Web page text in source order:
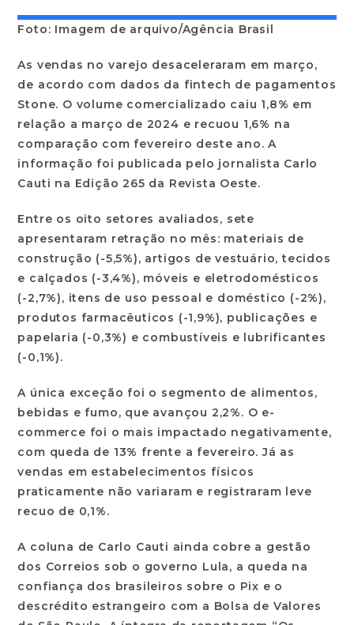
Foto: Imagem de arquivo/Agência Brasil
As vendas no varejo desaceleraram em março,
de acordo com dados da fintech de pagamentos
Stone. O volume comercializado caiu 1,8% em
relação a março de 2024 e recuou 1,6% na
comparação com fevereiro deste ano. A
informação foi publicada pelo jornalista Carlo
Cauti na Edição 265 da Revista Oeste.
Entre os oito setores avaliados, sete
apresentaram retração no mês: materiais de
construção (-5,5%), artigos de vestuário, tecidos
e calçados (-3,4%), móveis e eletrodomésticos
(-2,7%), itens de uso pessoal e doméstico (-2%),
produtos farmacêuticos (-1,9%), publicações e
papelaria (-0,3%) e combustíveis e lubrificantes
(-0,1%).
A única exceção foi o segmento de alimentos,
bebidas e fumo, que avançou 2,2%. O e-
commerce foi o mais impactado negativamente,
com queda de 13% frente a fevereiro. Já as
vendas em estabelecimentos físicos
praticamente não variaram e registraram leve
recuo de 0,1%.
A coluna de Carlo Cauti ainda cobre a gestão
dos Correios sob o governo Lula, a queda na
confiança dos brasileiros sobre o Pix e o
descrédito estrangeiro com a Bolsa de Valores